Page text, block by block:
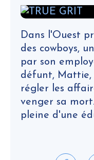
Dans l'Ouest
des cowboys,
par son
défunt, Mattie,
régler les
venger sa
pleine d'une